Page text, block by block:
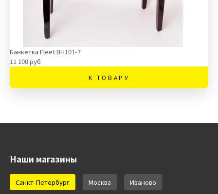
Банкетка Fleet BH101-7
11 100 руб
К ТОВАРУ
Наши магазины
Санкт-Петербург Москва Иваново